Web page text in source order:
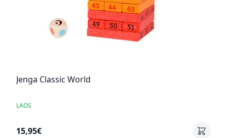
Jenga Classic World
LAOS
15,95€